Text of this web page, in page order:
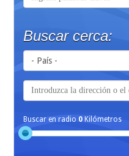
Buscar cerca:
Buscar en radio 0 Kilómetros